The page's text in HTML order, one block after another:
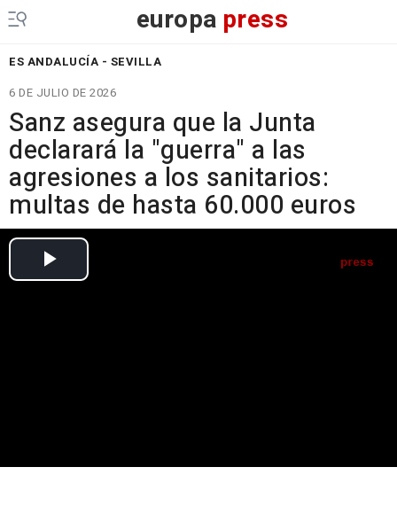
europa press
ES ANDALUCÍA - SEVILLA
6 DE JULIO DE 2026
Sanz asegura que la Junta
declarará la "guerra" a las
agresiones a los sanitarios:
multas de hasta 60.000 euros